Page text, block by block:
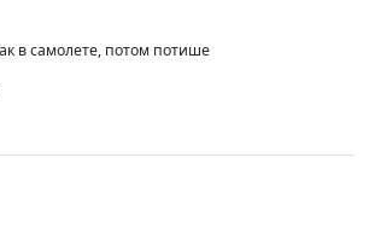
в самолете, потом потише